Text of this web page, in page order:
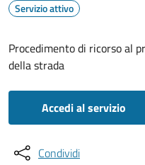
Servizio attivo
Procedimento di ricorso al
della strada
Accedi al servizio
Condividi